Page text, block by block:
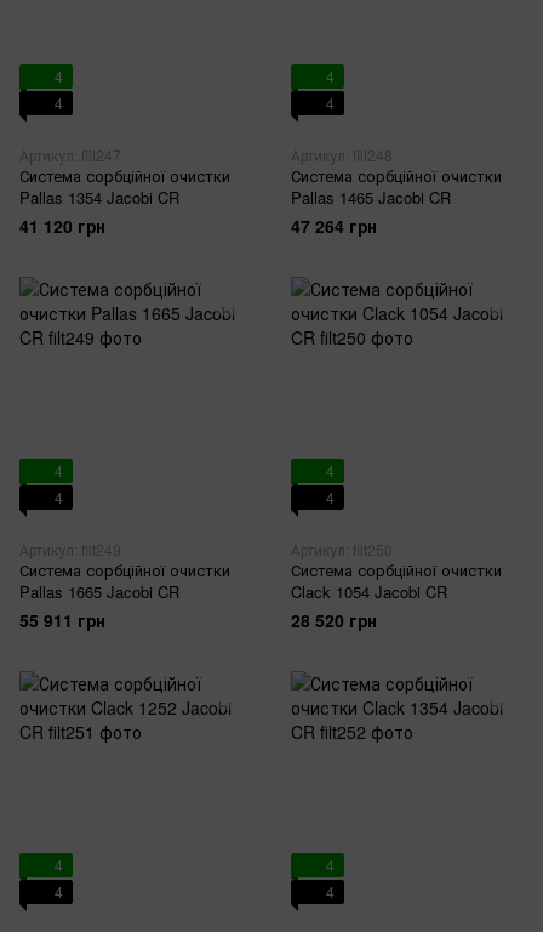
4
4
Артикул: filt247
Система сорбційної очистки
Pallas 1354 Jacobi CR
41 120 грн
4
4
Артикул: filt248
Система сорбційної очистки
Pallas 1465 Jacobi CR
47 264 грн
4
4
Артикул: filt249
Система сорбційної очистки
Pallas 1665 Jacobi CR
55 911 грн
4
4
Артикул: filt250
Система сорбційної очистки
Clack 1054 Jacobi CR
28 520 грн
4
4
4
4